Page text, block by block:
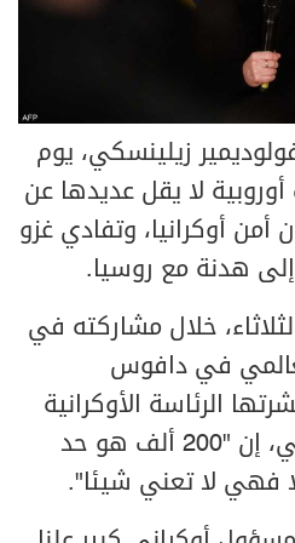
زيلينسكي، يوم
أوروبية لا يقل عديدها عن
أمن أوكرانيا، وتفادي غزو
هدنة مع روسيا.
خلال مشاركته في
في دافوس
الرئاسة الأوكرانية
على موقعها الإلكتروني، إن "200 ألف هو حد
فهي لا تعني شيئا".